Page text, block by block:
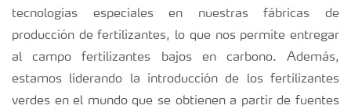
tecnologías especiales en nuestras fábricas de
producción de fertilizantes, lo que nos permite entregar
al campo fertilizantes bajos en carbono. Además,
estamos liderando la introducción de los fertilizantes
verdes en el mundo que se obtienen a partir de fuentes